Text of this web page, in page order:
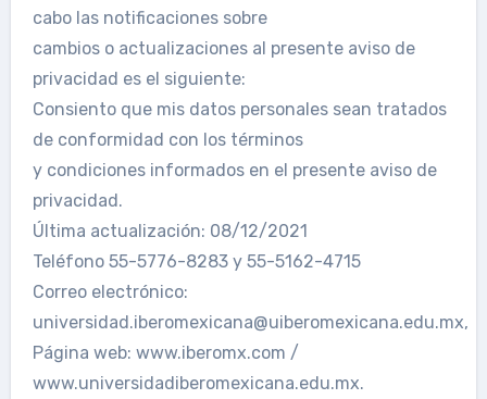
cabo las notificaciones sobre
cambios o actualizaciones al presente aviso de
privacidad es el siguiente:
Consiento que mis datos personales sean tratados
de conformidad con los términos
y condiciones informados en el presente aviso de
privacidad.
Última actualización: 08/12/2021
Teléfono 55-5776-8283 y 55-5162-4715
Correo electrónico:
universidad.iberomexicana@uiberomexicana.edu.mx,
Página web: www.iberomx.com /
www.universidadiberomexicana.edu.mx.